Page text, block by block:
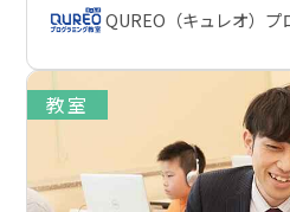
QUREO（キュレオ）プ
教室